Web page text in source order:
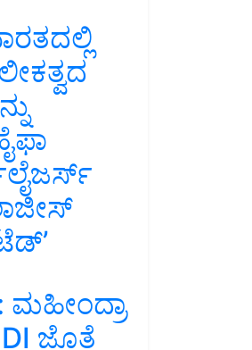
ಮಹೀಂದ್ರಾ
ಜೊತೆ